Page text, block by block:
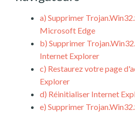
a) Supprimer
Microsoft Edge
b) Supprimer
Internet Explorer
c) Restaurez votre page
Explorer
d) Réinitialiser Internet
e) Supprimer